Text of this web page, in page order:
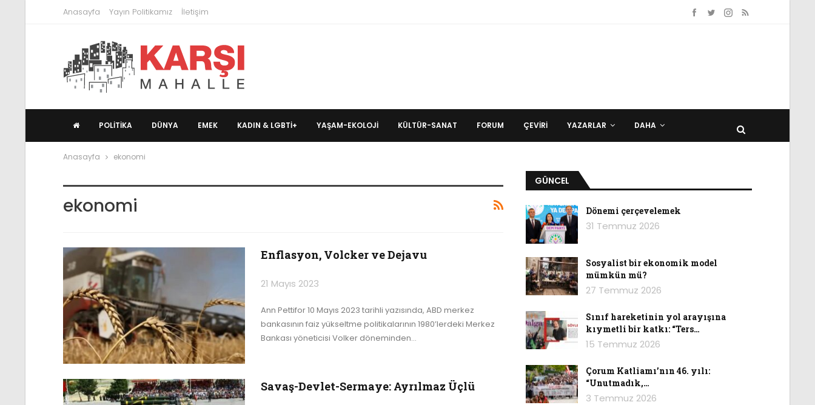
Anasayfa Yayın Politikamız İletişim
POLITIKA DÜNYA EMEK KADIN & LGBTİ+ YAŞAM-EKOLOJI KÜLTÜR-SANAT FORUM ÇEVIRI YAZARLAR DAHA
Anasayfa ekonomi
ekonomi
Enflasyon, Volcker ve Dejavu
21 Mayıs 2023
Ann Pettifor 10 Mayıs 2023 tarihli yazısında, ABD merkez
bankasının faiz yükseltme politikalarının 1980’lerdeki Merkez
Bankası yöneticisi Volker döneminden…
Savaş-Devlet-Sermaye: Ayrılmaz Üçlü
GÜNCEL
Dönemi çerçevelemek
31 Temmuz 2026
Sosyalist bir ekonomik model
mümkün mü?
27 Temmuz 2026
Sınıf hareketinin yol arayışına
kıymetli bir katkı: “Ters…
15 Temmuz 2026
Çorum Katliamı’nın 46. yılı:
“Unutmadık,…
3 Temmuz 2026